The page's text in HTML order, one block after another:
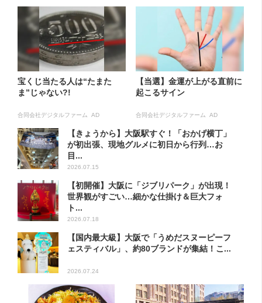
宝くじ当たる人は“たまた
ま”じゃない?!
合同会社デジタルファーム AD
【当選】金運が上がる直前に
起こるサイン
合同会社デジタルファーム AD
【きょうから】大阪駅すぐ！「おかげ横丁」
が初出張、現地グルメに初日から行列…お
目...
2026.07.15
【初開催】大阪に「ジブリパーク」が出現！
世界観がすごい…細かな仕掛け＆巨大フォ
ト...
2026.07.18
【国内最大級】大阪で「うめだスヌーピーフ
ェスティバル」、約80ブランドが集結！こ...
2026.07.24